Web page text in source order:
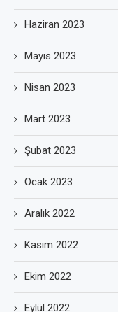
Haziran 2023
Mayıs 2023
Nisan 2023
Mart 2023
Şubat 2023
Ocak 2023
Aralık 2022
Kasım 2022
Ekim 2022
Eylül 2022